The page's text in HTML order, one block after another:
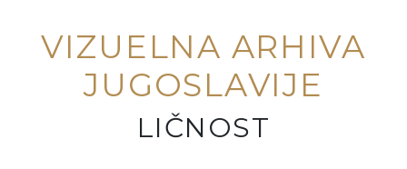
VIZUELNA ARHIVA
JUGOSLAVIJE
LIČNOST